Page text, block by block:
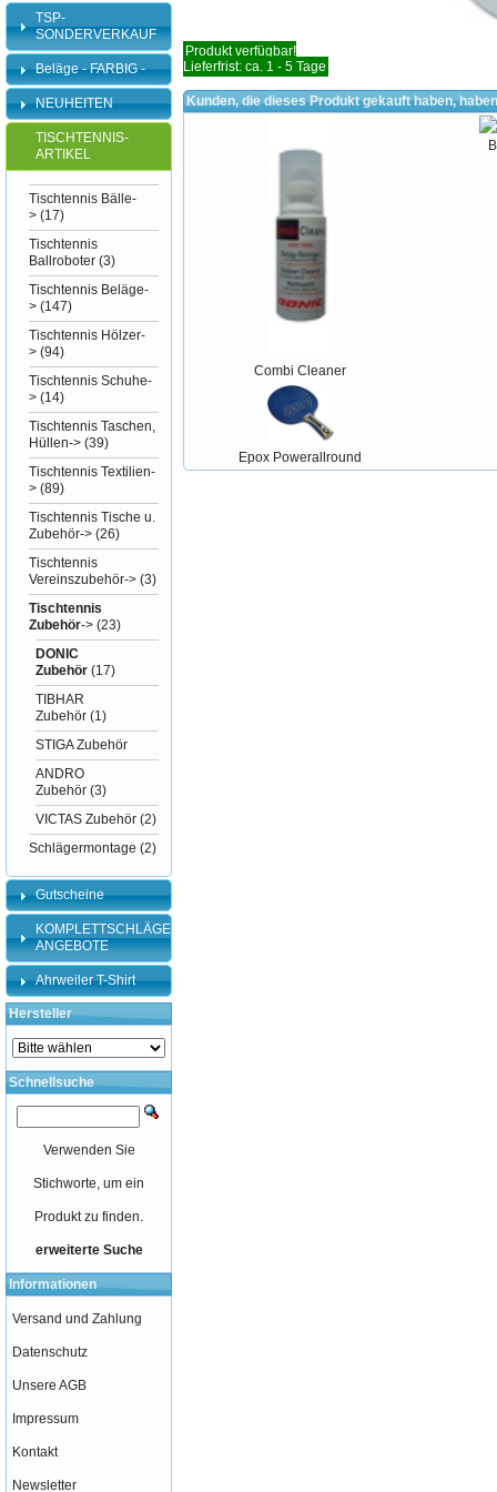
Produkt verfügbar!
Lieferfrist: ca. 1 - 5 Tage
Kunden, die dieses Produkt gekauft haben,
Combi Cleaner
Epox Powerallround
TSP-
SONDERVERKAUF
Beläge - FARBIG -
NEUHEITEN
TISCHTENNIS-
ARTIKEL
Tischtennis Bälle-
> (17)
Tischtennis
Ballroboter (3)
Tischtennis Beläge-
> (147)
Tischtennis Hölzer-
> (94)
Tischtennis Schuhe-
> (14)
Tischtennis Taschen,
Hüllen-> (39)
Tischtennis Textilien-
> (89)
Tischtennis Tische u.
Zubehör-> (26)
Tischtennis
Vereinszubehör-> (3)
Tischtennis
Zubehör-> (23)
DONIC
Zubehör (17)
TIBHAR
Zubehör (1)
STIGA Zubehör
ANDRO
Zubehör (3)
VICTAS Zubehör (2)
Schlägermontage (2)
Gutscheine
KOMPLETTSCHLÄGER-
ANGEBOTE
Ahrweiler T-Shirt
Hersteller
Schnellsuche
Verwenden Sie
Stichworte, um ein
Produkt zu finden.
erweiterte Suche
Informationen
Versand und Zahlung
Datenschutz
Unsere AGB
Impressum
Kontakt
Newsletter